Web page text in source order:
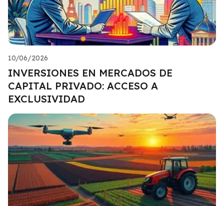
10/06/2026
INVERSIONES EN MERCADOS DE
CAPITAL PRIVADO: ACCESO A
EXCLUSIVIDAD